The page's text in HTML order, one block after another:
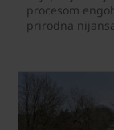
procesom
prirodna